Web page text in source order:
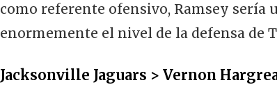
como referente ofensivo, Ramsey sería
enormemente el nivel de la defensa de
Jacksonville Jaguars > Vernon